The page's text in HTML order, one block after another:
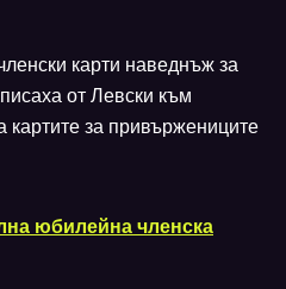
карти наведнъж за
от Левски към
картите за привържениците
юбилейна членска